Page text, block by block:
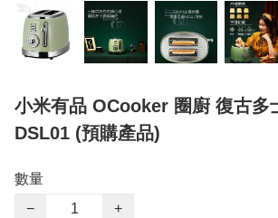
小米有品 OCooker 圈廚 復古多
DSL01 (預購產品)
數量
−
+